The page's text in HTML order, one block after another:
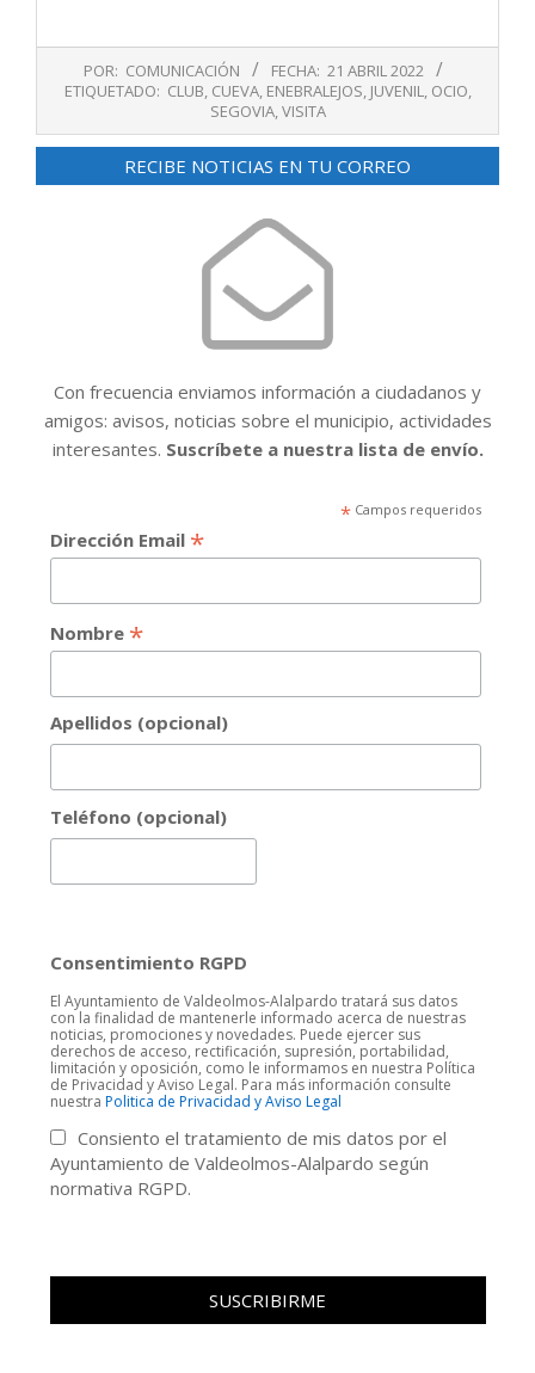
POR: COMUNICACIÓN FECHA: 21 ABRIL 2022
ETIQUETADO: CLUB, CUEVA, ENEBRALEJOS, JUVENIL, OCIO,
SEGOVIA,VISITA
RECIBE NOTICIAS EN TU CORREO
Con frecuencia enviamos información a ciudadanos y
amigos: avisos, noticias sobre el municipio, actividades
interesantes. Suscríbete a nuestra lista de envío.
*Campos requeridos
Dirección Email *
Nombre *
Apellidos (opcional)
Teléfono (opcional)
Consentimiento RGPD
El Ayuntamiento de Valdeolmos-Alalpardo tratará sus datos
con la finalidad de mantenerle informado acerca de nuestras
noticias, promociones y novedades. Puede ejercer sus
derechos de acceso, rectificación, supresión, portabilidad,
limitación y oposición, como le informamos en nuestra Política
de Privacidad y Aviso Legal. Para más información consulte
nuestra Politica de Privacidad y Aviso Legal
Consiento el tratamiento de mis datos por el
Ayuntamiento de Valdeolmos-Alalpardo según
normativa RGPD.